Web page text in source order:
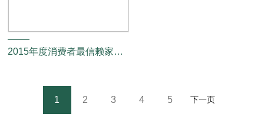
2015年度消费者最信赖家具品牌
1 2 3 4 5 下一页